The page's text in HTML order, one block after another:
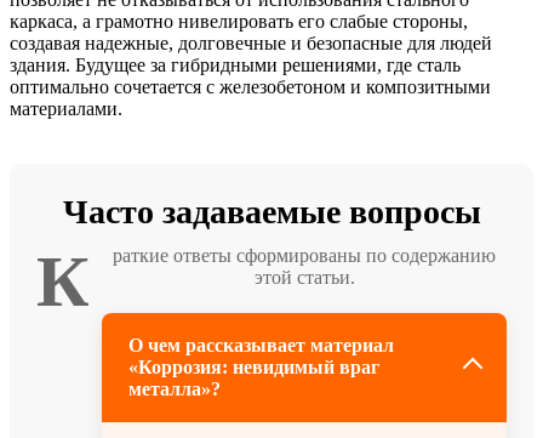
каркаса, а грамотно нивелировать его слабые стороны,
создавая надежные, долговечные и безопасные для людей
здания. Будущее за гибридными решениями, где сталь
оптимально сочетается с железобетоном и композитными
материалами.
Часто задаваемые вопросы
К
раткие ответы сформированы по содержанию
этой статьи.
О чем рассказывает материал
«Коррозия: невидимый враг
металла»?